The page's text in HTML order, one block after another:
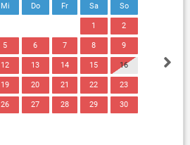
Mi Do Fr Sa So
1 2
5 6 7 8 9
12 13 14 15 16
19 20 21 22 23
26 27 28 29 30